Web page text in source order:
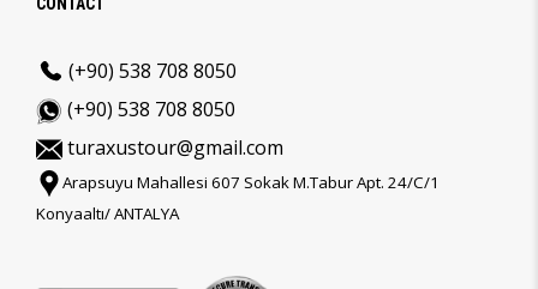
(+90) 538 708 8050
(+90) 538 708 8050
turaxustour@gmail.com
Arapsuyu Mahallesi 607 Sokak M.Tabur Apt. 24/C/1
Konyaaltı/ ANTALYA